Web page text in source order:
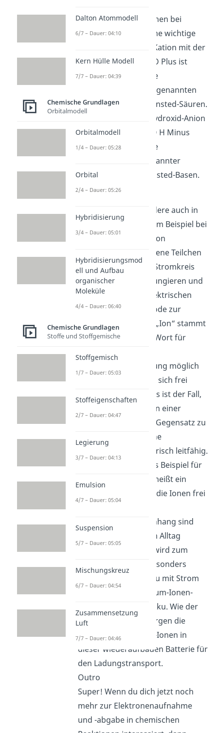
Außerdem spielen Ionen bei
Säuren und Basen eine wichtige
Rolle: Das Oxonium-Kation mit der
Formel H3O+ H drei O Plus ist
verantwortlich für die
Säurewirkung von sogenannten
Brønsted-Säuren Brönsted-Säuren.
Umgekehrt ist das Hydroxid-Anion
mit der Formel OH- O H Minus
verantwortlich für die
Basenwirkung sogenannter
Brønsted-Basen Brönsted-Basen.
Ladungstransport
Ionen sind insbesondere auch in
der Elektrochemie zum Beispiel bei
galvanischen Zellen von
Bedeutung. Als geladene Teilchen
können sie in einem Stromkreis
aus Ladungsträger fungieren und
wandern in einem elektrischen
Feld von einer Elektrode zur
anderen. Der Begriff „Ion“ stammt
vom altgriechischen Wort für
Damit diese Wanderung möglich
ist, müssen die Ionen sich frei
bewegen können. Das ist der Fall,
wenn sich die Ionen in einer
Lösung befinden. Im Gegensatz zu
reinem Wasser ist eine
Kochsalzlösung elektrisch leitfähig.
Sie ist damit ein gutes Beispiel für
einen Elektrolyt, das heißt ein
Material, in dem sich die Ionen frei
In diesem Zusammenhang sind
Ionen auch in deinem Alltag
wichtig. Dein Handy wird zum
Beispiel mit einem besonders
leistungsfähigen Akku mit Strom
versorgt: einem Lithium-Ionen-
Akku Litium-Ionen-Akku. Wie der
Name schon sagt, sorgen die
Lithium-Ionen Litium-Ionen in
dieser wiederaufbauen Batterie für
den Ladungstransport.
Outro
Super! Wenn du dich jetzt noch
mehr zur Elektronenaufnahme
und -abgabe in chemischen
Dalton Atommodell
6/7 – Dauer: 04:10
Kern Hülle Modell
7/7 – Dauer: 04:39
Chemische Grundlagen
Orbitalmodell
Orbitalmodell
1/4 – Dauer: 05:28
Orbital
2/4 – Dauer: 05:26
Hybridisierung
3/4 – Dauer: 05:01
Hybridisierungsmod
ell und Aufbau
organischer
Moleküle
4/4 – Dauer: 06:40
Chemische Grundlagen
Stoffe und Stoffgemische
Stoffgemisch
1/7 – Dauer: 05:03
Stoffeigenschaften
2/7 – Dauer: 04:47
Legierung
3/7 – Dauer: 04:13
Emulsion
4/7 – Dauer: 05:04
Suspension
5/7 – Dauer: 05:05
Mischungskreuz
6/7 – Dauer: 04:54
Zusammensetzung
Luft
7/7 – Dauer: 04:46